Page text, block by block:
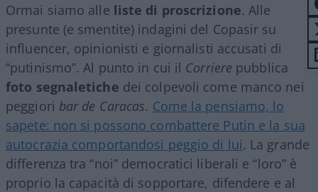
Ormai siamo alle liste di proscrizione. Alle
presunte (e smentite) indagini del Copasir su
influencer, opinionisti e giornalisti accusati di
“putinismo”. Al punto in cui il Corriere pubblica
foto segnaletiche dei colpevoli come manco nei
peggiori bar de Caracas. Come la pensiamo, lo
sapete: non si possono combattere Putin e la sua
autocrazia comportandosi peggio di lui. La grande
differenza tra “noi” democratici liberali e “loro” è
proprio la capacità di sopportare, difendere e al